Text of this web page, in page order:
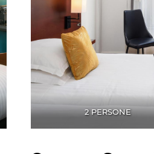
2 PERSONE